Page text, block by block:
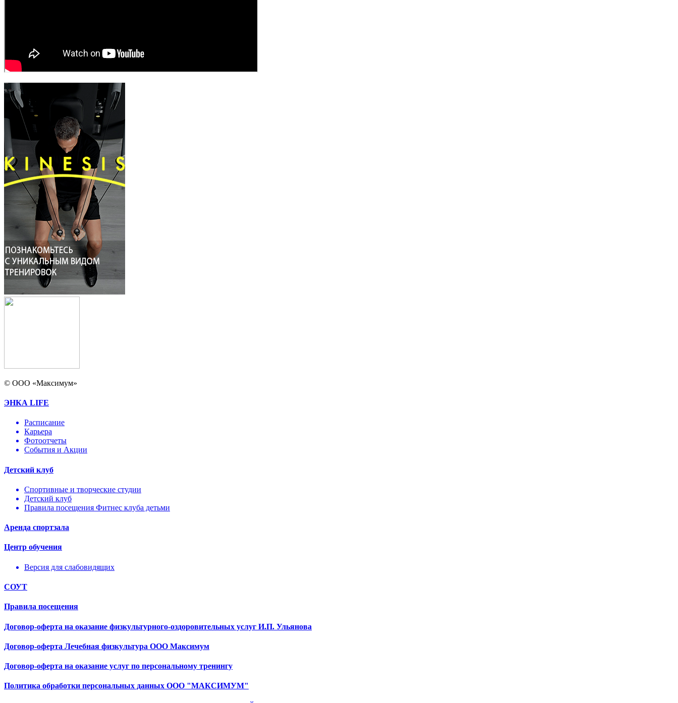
© ООО «Максимум»
ЭНКА LIFE
Расписание
Карьера
Фотоотчеты
События и Акции
Детский клуб
Спортивные и творческие студии
Детский клуб
Правила посещения Фитнес клуба детьми
Аренда спортзала
Центр обучения
Версия для слабовидящих
СОУТ
Правила посещения
Договор-оферта на оказание физкультурного-оздоровительных услуг И.П. Ульянова
Договор-оферта Лечебная физкультура ООО Максимум
Договор-оферта на оказание услуг по персональному тренингу
Политика обработки персональных данных ООО "МАКСИМУМ"